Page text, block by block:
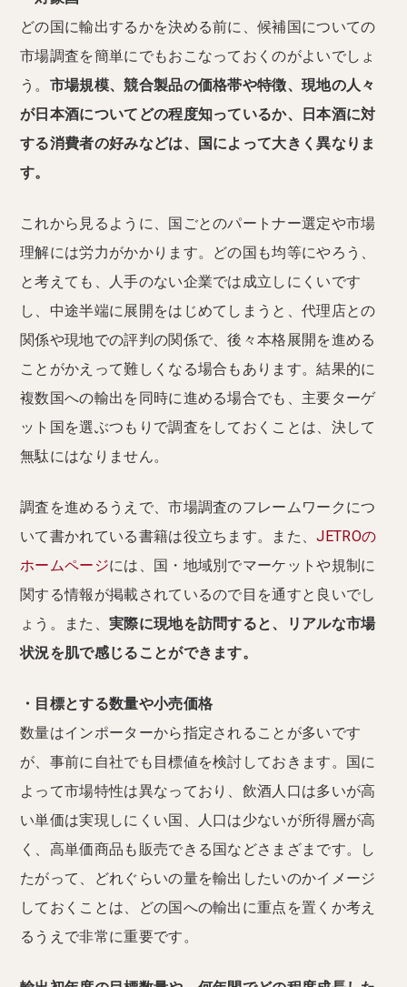
どの国に輸出するかを決める前に、候補国についての
市場調査を簡単にでもおこなっておくのがよいでしょ
う。 市場規模、競合製品の価格帯や特徴、現地の人々
が日本酒についてどの程度知っているか、日本酒に対
する消費者の好みなどは、国によって大きく異なりま
す。
これから見るように、国ごとのパートナー選定や市場
理解には労力がかかります。どの国も均等にやろう、
と考えても、人手のない企業では成立しにくいです
し、中途半端に展開をはじめてしまうと、代理店との
関係や現地での評判の関係で、後々本格展開を進める
ことがかえって難しくなる場合もあります。結果的に
複数国への輸出を同時に進める場合でも、主要ターゲ
ット国を選ぶつもりで調査をしておくことは、決して
無駄にはなりません。
調査を進めるうえで、市場調査のフレームワークにつ
いて書かれている書籍は役立ちます。また、JETROの
ホームページには、国・地域別でマーケットや規制に
関する情報が掲載されているので目を通すと良いでし
ょう。また、 実際に現地を訪問すると、リアルな市場
状況を肌で感じることができます。
・目標とする数量や小売価格
数量はインポーターから指定されることが多いです
が、事前に自社でも目標値を検討しておきます。国に
よって市場特性は異なっており、飲酒人口は多いが高
い単価は実現しにくい国、人口は少ないが所得層が高
く、高単価商品も販売できる国などさまざまです。し
たがって、どれぐらいの量を輸出したいのかイメージ
しておくことは、どの国への輸出に重点を置くか考え
るうえで非常に重要です。